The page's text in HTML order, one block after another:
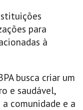
para
à
busca criar um
e saudável,
comunidade e a